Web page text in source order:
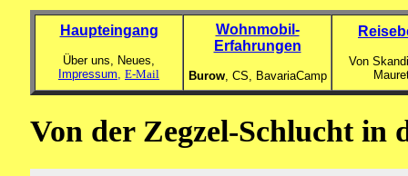
Haupteingang
Über uns, Neues,
Impressum, E-Mail
Wohnmobil-
Erfahrungen
Burow, CS, BavariaCamp
Von
Von der Zegzel-Schlucht in